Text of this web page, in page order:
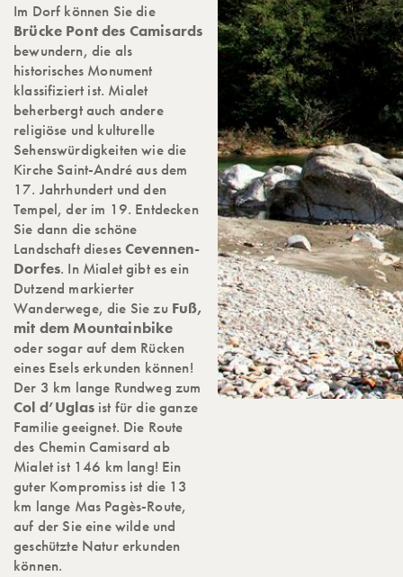
Im Dorf können Sie die
Brücke Pont des Camisards
bewundern, die als
historisches Monument
klassifiziert ist. Mialet
beherbergt auch andere
religiöse und kulturelle
Sehenswürdigkeiten wie die
Kirche Saint-André aus dem
17. Jahrhundert und den
Tempel, der im 19. Entdecken
Sie dann die schöne
Landschaft diesesCevennen-
Dorfes. In Mialet gibt es ein
Dutzend markierter
Wanderwege, die Sie zu Fuß,
mit dem Mountainbike
oder sogar auf dem Rücken
eines Esels erkunden können!
Der 3 km lange Rundweg zum
Col d’Uglasist für die ganze
Familie geeignet. Die Route
des Chemin Camisard ab
Mialet ist 146 km lang! Ein
guter Kompromiss ist die 13
km lange Mas Pagès-Route,
auf der Sie eine wilde und
geschützte Natur erkunden
können.